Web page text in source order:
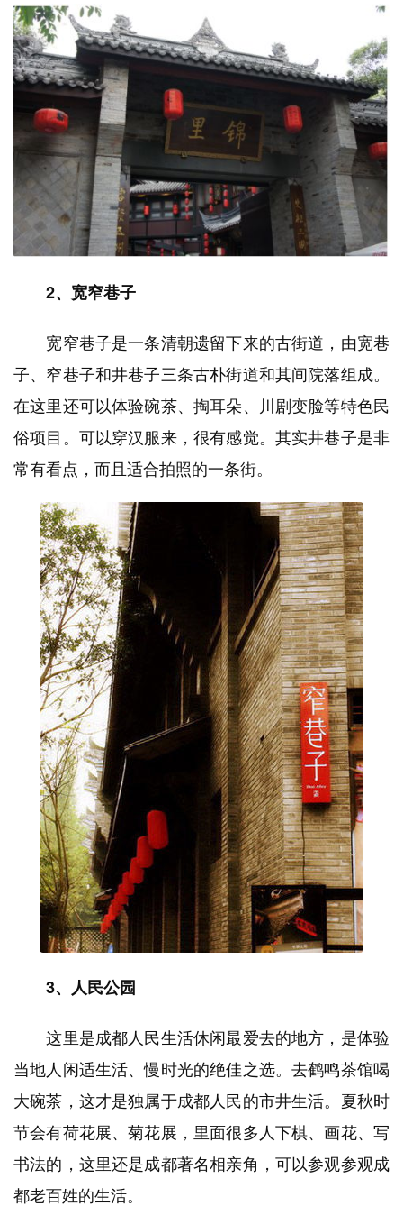
2、宽窄巷子
宽窄巷子是一条清朝遗留下来的古街道，由宽巷
子、窄巷子和井巷子三条古朴街道和其间院落组成。
在这里还可以体验碗茶、掏耳朵、川剧变脸等特色民
俗项目。可以穿汉服来，很有感觉。其实井巷子是非
常有看点，而且适合拍照的一条街。
3、人民公园
这里是成都人民生活休闲最爱去的地方，是体验
当地人闲适生活、慢时光的绝佳之选。去鹤鸣茶馆喝
大碗茶，这才是独属于成都人民的市井生活。夏秋时
节会有荷花展、菊花展，里面很多人下棋、画花、写
书法的，这里还是成都著名相亲角，可以参观参观成
都老百姓的生活。